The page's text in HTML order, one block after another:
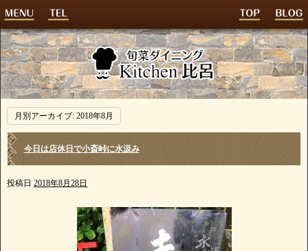
月別アーカイブ: 2018年8月
今日は店休日で小斎峠に水汲み
投稿日 2018年8月28日